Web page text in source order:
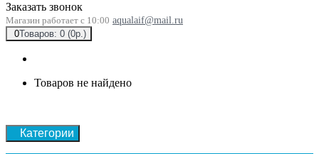
Заказать звонок
Магазин работает с 10:00 aqualaif@mail.ru
0Товаров: 0 (0р.)
Товаров не найдено
Категории